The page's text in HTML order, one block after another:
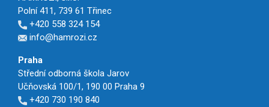
Polní 411, 739 61 Třinec
+420 558 324 154
info@hamrozi.cz
Praha
Střední odborná škola Jarov
Učňovská 100/1, 190 00 Praha 9
+420 730 190 840